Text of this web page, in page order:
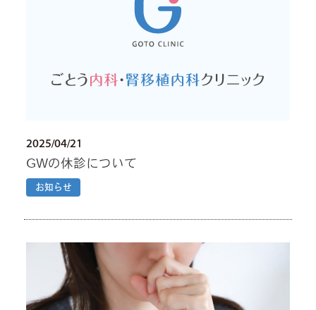
2025/04/21
GWの休診について
お知らせ